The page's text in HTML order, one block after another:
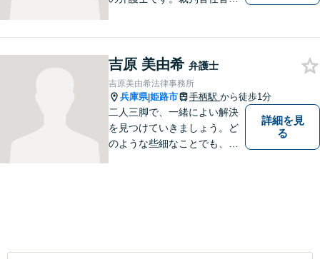
吉原 美由希 弁護士
吉原美由希法律事務所
兵庫県|姫路市 手柄駅 から徒歩1分
二人三脚で、一緒によい解決
を見つけていきましょう。ど
のような些細なことでも、ま
詳細を見
る